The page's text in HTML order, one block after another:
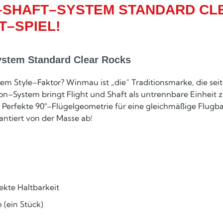
STANDARD
Standard Clear Rocks
Style–Faktor? Winmau ist „die“ Traditionsmarke, die
bringt Flight und Shaft als untrennbare Einheit
90°–Flügelgeometrie für eine gleichmäßige
von der Masse ab!
Haltbarkeit
(ein Stück)